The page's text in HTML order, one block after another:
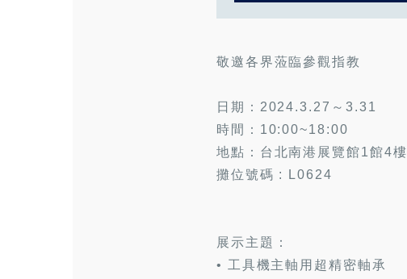
敬邀各界蒞臨參觀指教
日期：2024.3.27～3.31
時間：10:00~18:00
地點：台北南港展覽館1館4樓
攤位號碼 : L0624
展示主題：
• 工具機主軸用超精密軸承